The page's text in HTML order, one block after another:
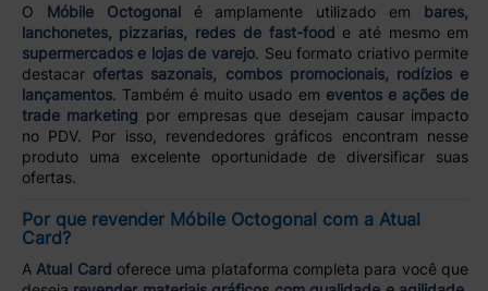
O Móbile Octogonalé amplamente utilizado em bares,
lanchonetes, pizzarias, redes de fast-food e até mesmo em
supermercados e lojas de varejo. Seu formato criativo permite
destacar ofertas sazonais, combos promocionais, rodízios e
lançamentos. Também é muito usado em eventos e ações de
trade marketing por empresas que desejam causar impacto
no PDV. Por isso, revendedores gráficos encontram nesse
produto uma excelente oportunidade de diversificar suas
ofertas.
Por que revender Móbile Octogonal com a Atual
Card?
A Atual Card oferece uma plataforma completa para você que